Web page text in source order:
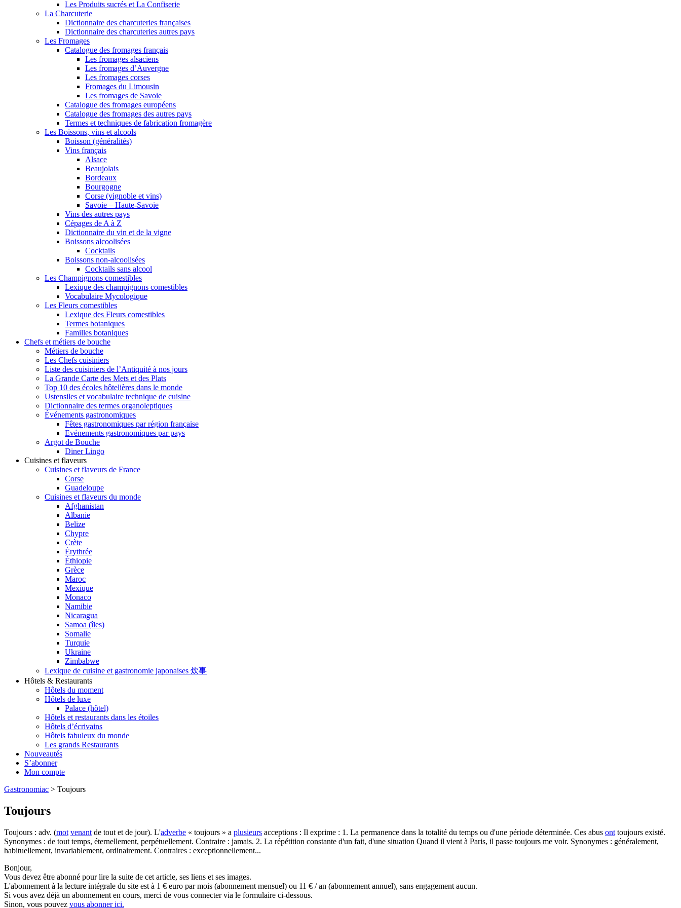
Les Produits sucrés et La Confiserie
La Charcuterie
Dictionnaire des charcuteries françaises
Dictionnaire des charcuteries autres pays
Les Fromages
Catalogue des fromages français
Les fromages alsaciens
Les fromages d’Auvergne
Les fromages corses
Fromages du Limousin
Les fromages de Savoie
Catalogue des fromages européens
Catalogue des fromages des autres pays
Termes et techniques de fabrication fromagère
Les Boissons, vins et alcools
Boisson (généralités)
Vins français
Alsace
Beaujolais
Bordeaux
Bourgogne
Corse (vignoble et vins)
Savoie – Haute-Savoie
Vins des autres pays
Cépages de A à Z
Dictionnaire du vin et de la vigne
Boissons alcoolisées
Cocktails
Boissons non-alcoolisées
Cocktails sans alcool
Les Champignons comestibles
Lexique des champignons comestibles
Vocabulaire Mycologique
Les Fleurs comestibles
Lexique des Fleurs comestibles
Termes botaniques
Familles botaniques
Chefs et métiers de bouche
Métiers de bouche
Les Chefs cuisiniers
Liste des cuisiniers de l’Antiquité à nos jours
La Grande Carte des Mets et des Plats
Top 10 des écoles hôtelières dans le monde
Ustensiles et vocabulaire technique de cuisine
Dictionnaire des termes organoleptiques
Événements gastronomiques
Fêtes gastronomiques par région française
Evénements gastronomiques par pays
Argot de Bouche
Diner Lingo
Cuisines et flaveurs
Cuisines et flaveurs de France
Corse
Guadeloupe
Cuisines et flaveurs du monde
Afghanistan
Albanie
Belize
Chypre
Crète
Érythrée
Éthiopie
Grèce
Maroc
Mexique
Monaco
Namibie
Nicaragua
Samoa (îles)
Somalie
Turquie
Ukraine
Zimbabwe
Lexique de cuisine et gastronomie japonaises 炊事
Hôtels & Restaurants
Hôtels du moment
Hôtels de luxe
Palace (hôtel)
Hôtels et restaurants dans les étoiles
Hôtels d’écrivains
Hôtels fabuleux du monde
Les grands Restaurants
Nouveautés
S’abonner
Mon compte
Gastronomiac > Toujours
Toujours
Toujours : adv. (mot venant de tout et de jour). L'adverbe « toujours » a plusieurs acceptions : Il exprime : 1. La permanence dans la totalité du temps ou d'une période déterminée. Ces abus ont toujours existé.
Synonymes : de tout temps, éternellement, perpétuellement. Contraire : jamais. 2. La répétition constante d'un fait, d'une situation Quand il vient à Paris, il passe toujours me voir. Synonymes : généralement,
habituellement, invariablement, ordinairement. Contraires : exceptionnellement...
Bonjour,
Vous devez être abonné pour lire la suite de cet article, ses liens et ses images.
L'abonnement à la lecture intégrale du site est à 1 € euro par mois (abonnement mensuel) ou 11 € / an (abonnement annuel), sans engagement aucun.
Si vous avez déjà un abonnement en cours, merci de vous connecter via le formulaire ci-dessous.
Sinon, vous pouvez vous abonner ici.